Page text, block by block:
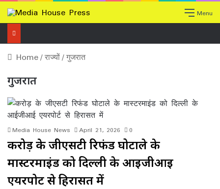
Menu
Home/राज्यों/गुजरात
गुजरात
Media House News April 21, 2026 0
करोड़ के जीएसटी रिफंड घोटाले के
मास्टरमाइंड को दिल्ली के आईजीआई
एयरपोर्ट से हिरासत में